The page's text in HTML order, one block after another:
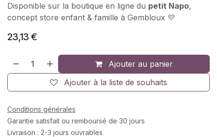
Disponible sur la boutique en ligne du petit Napo,
concept store enfant & famille à Gembloux 💛
23,13 €
Ajouter au panier
Ajouter à la liste de souhaits
Conditions générales
Garantie satisfait ou remboursé de 30 jours
Livraison : 2-3 jours ouvrables